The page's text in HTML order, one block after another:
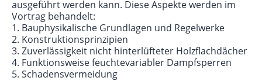
ausgeführt werden kann. Diese Aspekte werden im
Vortrag behandelt:
1. Bauphysikalische Grundlagen und Regelwerke
2. Konstruktionsprinzipien
3. Zuverlässigkeit nicht hinterlüfteter Holzflachdächer
4. Funktionsweise feuchtevariabler Dampfsperren
5. Schadensvermeidung